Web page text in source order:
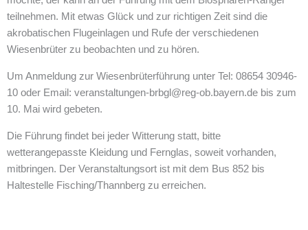
teilnehmen. Mit etwas Glück und zur richtigen Zeit sind die
akrobatischen Flugeinlagen und Rufe der verschiedenen
Wiesenbrüter zu beobachten und zu hören.
Um Anmeldung zur Wiesenbrüterführung unter Tel: 08654 30946-
10 oder Email: veranstaltungen-brbgl@reg-ob.bayern.de bis zum
10. Mai wird gebeten.
Die Führung findet bei jeder Witterung statt, bitte
wetterangepasste Kleidung und Fernglas, soweit vorhanden,
mitbringen. Der Veranstaltungsort ist mit dem Bus 852 bis
Haltestelle Fisching/Thannberg zu erreichen.